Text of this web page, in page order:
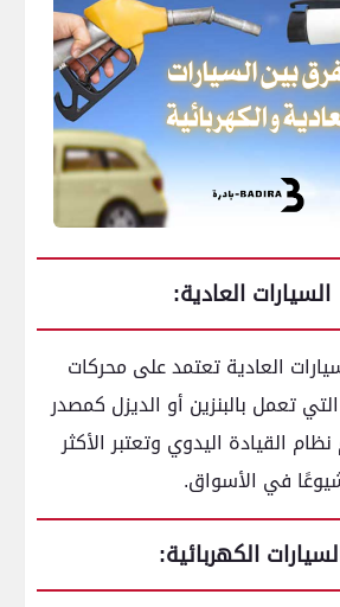
السيارات العادية:
العادية تعتمد على محركات
تعمل بالبنزين أو الديزل كمصدر
القيادة اليدوي وتعتبر الأكثر
في الأسواق.
الكهربائية: